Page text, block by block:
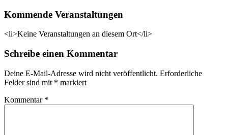
Kommende Veranstaltungen
<li>Keine Veranstaltungen an diesem Ort</li>
Schreibe einen Kommentar
Deine E-Mail-Adresse wird nicht veröffentlicht. Erforderliche
Felder sind mit * markiert
Kommentar *